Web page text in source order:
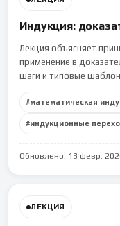
Индукция:
Лекция объясняет
применение в
шаги и типовые
#математическая
#индукционные
Обновлено: 13 февр.
ЛЕКЦИЯ